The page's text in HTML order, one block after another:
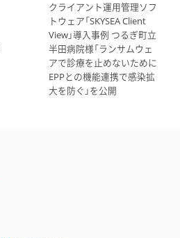
クライアント運用管理ソフ
トウェア「SKYSEA Client
View」導入事例 つるぎ町立
半田病院様「ランサムウェ
アで診療を止めないために
EPPとの機能連携で感染拡
大を防ぐ」を公開